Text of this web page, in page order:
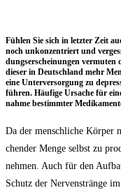
Füh­len Sie sich in letz­ter Zeit
noch unkon­zen­triert und
dungs­er­schei­nun­gen
die­ser in Deutsch­land mehr
eine Unter­ver­sor­gung zu
füh­ren. Häu­fi­ge Ursa­che für
nah­me bestimm­ter
Da der mensch­li­che Kör­per
chen­der Men­ge selbst zu
neh­men. Auch für den
Schutz der Ner­ven­strän­ge